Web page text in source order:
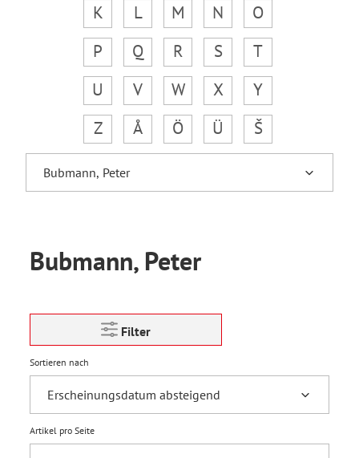
K
L M N
O
P
Q R S
T
U
V W X
Y
Z
Å Ö Ü Š
Bubmann, Peter
Filter
Sortieren nach
Artikel pro Seite